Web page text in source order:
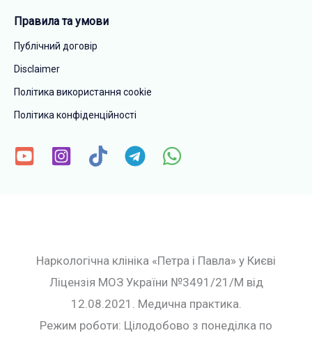
Правила та умови
Публічний договір
Disclaimer
Політика використання cookie
Політика конфіденційності
Наркологічна клініка «Петра і Павла» у Києві
Ліцензія МОЗ України №3491/21/М від
12.08.2021. Медична практика.
Режим роботи: Цілодобово з понеділка по